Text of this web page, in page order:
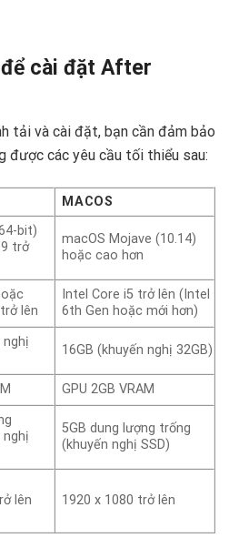
để cài đặt After
tải và cài đặt, bạn cần đảm bảo
được các yêu cầu tối thiểu sau:
MACOS
bit)
trở
macOS Mojave (10.14)
hoặc cao hơn
lên
Intel Core i5 trở lên (Intel
6th Gen hoặc mới hơn)
nghị
16GB (khuyến nghị 32GB)
GPU 2GB VRAM
nghị
5GB dung lượng trống
(khuyến nghị SSD)
lên 1920 x 1080 trở lên